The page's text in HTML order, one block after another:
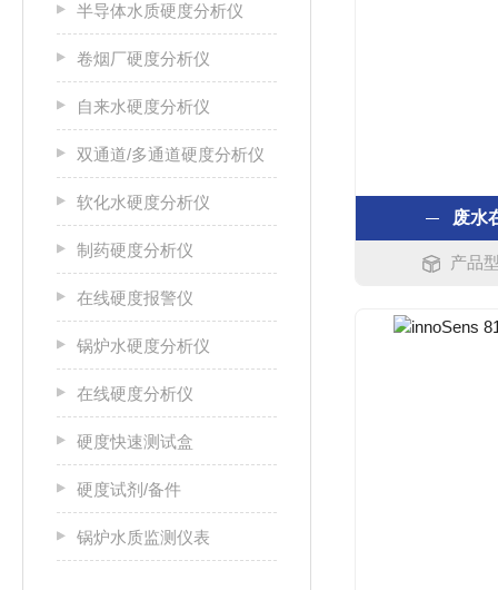
半导体水质硬度分析仪
卷烟厂硬度分析仪
自来水硬度分析仪
双通道/多通道硬度分析仪
软化水硬度分析仪
制药硬度分析仪
在线硬度报警仪
锅炉水硬度分析仪
在线硬度分析仪
硬度快速测试盒
硬度试剂/备件
锅炉水质监测仪表
废水
产品